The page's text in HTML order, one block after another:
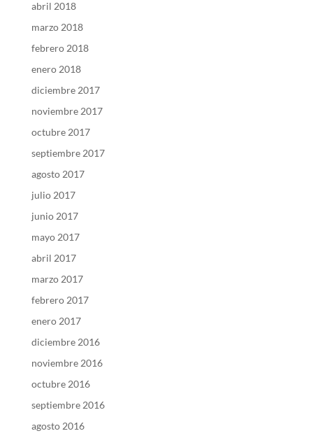
abril 2018
marzo 2018
febrero 2018
enero 2018
diciembre 2017
noviembre 2017
octubre 2017
septiembre 2017
agosto 2017
julio 2017
junio 2017
mayo 2017
abril 2017
marzo 2017
febrero 2017
enero 2017
diciembre 2016
noviembre 2016
octubre 2016
septiembre 2016
agosto 2016